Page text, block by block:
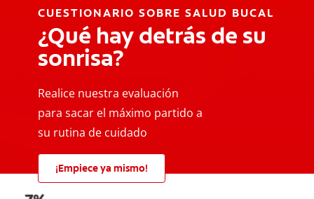
CUESTIONARIO SOBRE SALUD BUCAL
¿Qué hay detrás de su
sonrisa?
Realice nuestra evaluación
para sacar el máximo partido a
su rutina de cuidado
¡Empiece ya mismo!